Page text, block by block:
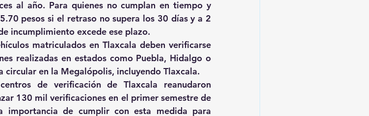
al año. Para quienes no cumplan en tiempo y
pesos si el retraso no supera los 30 días y a 2
incumplimiento excede ese plazo.
matriculados en Tlaxcala deben verificarse
realizadas en estados como Puebla, Hidalgo o
circular en la Megalópolis, incluyendo Tlaxcala.
de verificación de Tlaxcala reanudaron
130 mil verificaciones en el primer semestre de
importancia de cumplir con esta medida para